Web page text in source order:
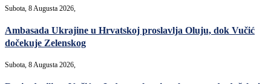
Subota, 8 Augusta 2026,
Ambasada Ukrajine u Hrvatskoj proslavlja Oluju, dok Vučić
dočekuje Zelenskog
Subota, 8 Augusta 2026,